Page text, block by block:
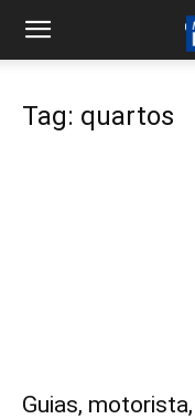
Tag: quartos
Guias,